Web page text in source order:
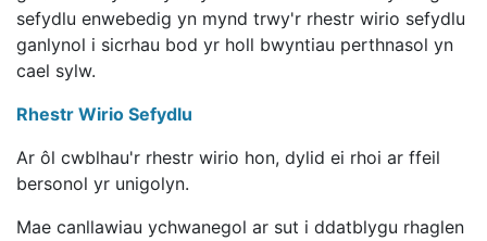
sefydlu enwebedig yn mynd trwy'r rhestr wirio sefydlu
ganlynol i sicrhau bod yr holl bwyntiau perthnasol yn
cael sylw.
Rhestr Wirio Sefydlu
Ar ôl cwblhau'r rhestr wirio hon, dylid ei rhoi ar ffeil
bersonol yr unigolyn.
Mae canllawiau ychwanegol ar sut i ddatblygu rhaglen